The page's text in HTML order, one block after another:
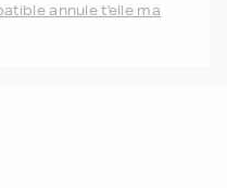
annule t'elle ma